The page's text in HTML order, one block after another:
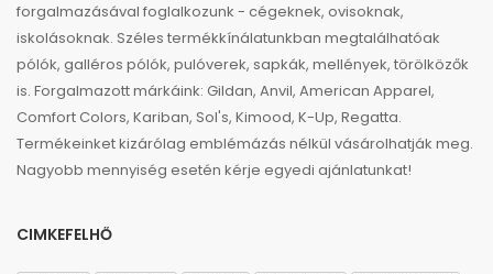
forgalmazásával foglalkozunk - cégeknek, ovisoknak,
iskolásoknak. Széles termékkínálatunkban megtalálhatóak
pólók, galléros pólók, pulóverek, sapkák, mellények, törölközők
is. Forgalmazott márkáink: Gildan, Anvil, American Apparel,
Comfort Colors, Kariban, Sol's, Kimood, K-Up, Regatta.
Termékeinket kizárólag emblémázás nélkül vásárolhatják meg.
Nagyobb mennyiség esetén kérje egyedi ajánlatunkat!
CIMKEFELHŐ